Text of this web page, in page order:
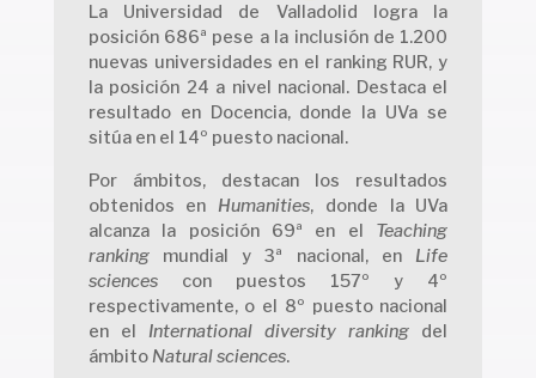
La Universidad de Valladolid logra la
posición 686ª pese a la inclusión de 1.200
nuevas universidades en el ranking RUR, y
la posición 24 a nivel nacional. Destaca el
resultado en Docencia, donde la UVa se
sitúa en el 14º puesto nacional.
Por ámbitos, destacan los resultados
obtenidos enHumanities, donde la UVa
alcanza la posición 69ª en el Teaching
rankingmundial y 3ª nacional, en Life
sciencescon puestos 157º y 4º
respectivamente, o el 8º puesto nacional
en el International diversity ranking del
ámbitoNatural sciences.